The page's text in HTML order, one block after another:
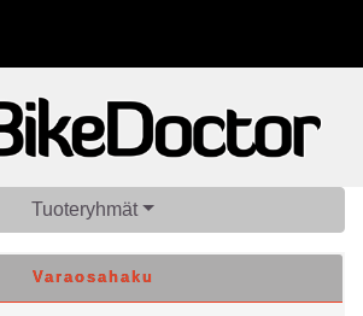
Tuoteryhmät
Varaosahaku